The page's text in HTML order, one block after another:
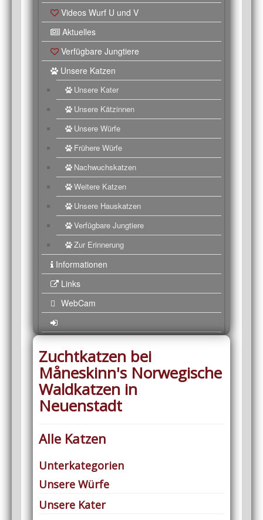
Videos Wurf U und V
Aktuelles
Verfügbare Jungtiere
Unsere Katzen
Unsere Kater
Unsere Kätzinnen
Unsere Würfe
Frühere Würfe
Nachwuchskatzen
Weitere Katzen
Unsere Hauskatzen
Verfügbare Jungtiere
Zur Erinnerung
Informationen
Links
WebCam
Zuchtkatzen bei
Måneskinn's Norwegische
Waldkatzen in
Neuenstadt
Alle Katzen
Unterkategorien
Unsere Würfe
Unsere Kater